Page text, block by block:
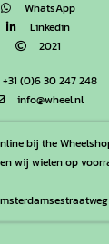
WhatsApp
Linkedin
2021
+31 (0)6 30 247 248
info@wheel.nl
bij the
wij wielen op